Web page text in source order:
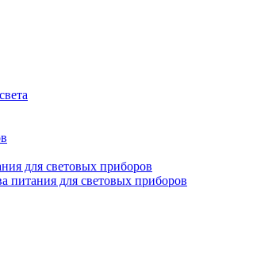
для световых приборов
питания для световых приборов